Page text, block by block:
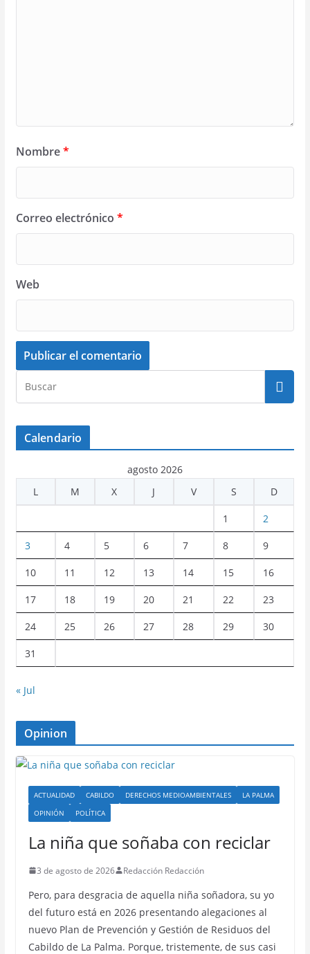
Nombre*
Correo electrónico *
Web
Calendario
agosto 2026
L
M X J V S D
1 2
3 4 5 6 7 8 9
10 11 12 13 14 15 16
17 18 19 20 21 22 23
24 25 26 27 28 29 30
31
« Jul
Opinion
ACTUALIDAD CABILDO DERECHOS MEDIOAMBIENTALES
LA PALMA
OPINIÓN
POLÍTICA
La niña que soñaba con reciclar
3 de agosto de 2026 Redacción Redacción
Pero, para desgracia de aquella niña soñadora, su yo
del futuro está en 2026 presentando alegaciones al
nuevo Plan de Prevención y Gestión de Residuos del
Cabildo de La Palma. Porque, tristemente, de sus casi